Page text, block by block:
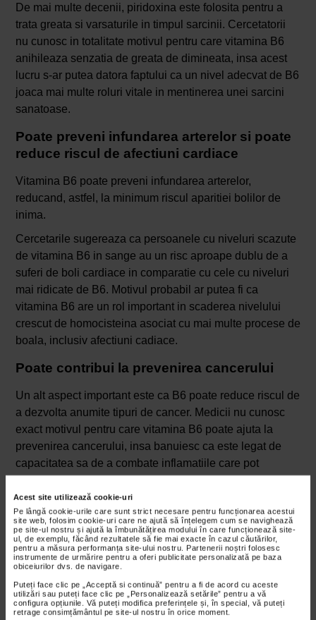
Acest site utilizează cookie-uri
Pe lângă cookie-urile care sunt strict necesare pentru funcționarea acestui
site web, folosim cookie-uri care ne ajută să înțelegem cum se navighează
pe site-ul nostru și ajută la îmbunătățirea modului în care funcționează site-
ul, de exemplu, făcând rezultatele să fie mai exacte în cazul căutărilor,
pentru a măsura performanța site-ului nostru. Partenerii noștri folosesc
instrumente de urmărire pentru a oferi publicitate personalizată pe baza
obiceiurilor dvs. de navigare.
Puteți face clic pe „Acceptă si continuă” pentru a fi de acord cu aceste
utilizări sau puteți face clic pe „Personalizează setările” pentru a vă
configura opțiunile. Vă puteți modifica preferințele și, în special, vă puteți
retrage consimțământul pe site-ul nostru în orice moment.
De mai multe decenii, piridoxina este folosita pentru a
trata greata si varsaturile in timpul sarcinii. Cercetatorii
nu cunosc in totalitate motivul pentru care vitamina B6
anihileaza senzatia de greata de dimineata, insa acest
lucru s-ar putea datora faptului ca un nivel adecvat de B6
joaca mai multe roluri vitale in mentinerea unei sarcini
sanatoase.
Poate preveni infundarea arterelor si poate
reduce riscul de afectiuni cardiace
Vitamina B6 poate preveni infundarea arterelor,
reducand, astfel, la minimum riscul aparitiei bolilor de
inima.
Cercetarile sugereaza ca persoanele cu niveluri scazute
de vitamina B6 in sange au un risc aproape dublu de a
suferi de boli cardiace in comparatie cu cele cu niveluri
mai ridicate de B6. Motivul probabil ar putea fi ca
vitamina B6 are un rol important in scaderea nivelului
crescut de homocisteina asociat cu mai multe procese de
boala, inclusiv afectiuni cadiace.
Poate contribui la prevenirea cancerului
Un alt aspect important este ca B6 poate reduce riscul de
a dezvolta anumite tipuri de cancer. Medicii nu cunosc
exact motivul pentru care vitamina B6 poate ajuta la
prevenirea cancerului, insa banuiesc ca este legat de
capacitatea sa de a combate inflamatiile care pot
contribui la dezvoltarea cancerului si a altor maladii
cronice.
Beneficii pentru sanatatea ochilor
Piridoxina poate ajuta la prevenirea bolilor oculare, in
special a degenerescentei maculare legate de varsta, o
problema de vedere care afecteaza adultii mai in varsta.
Studiile au legat nivelurile ridicate de homocisteina din